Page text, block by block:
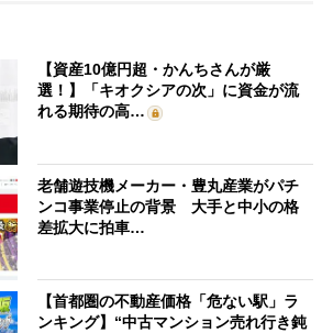
【資産10億円超・かんちさんが厳
選！】「キオクシアの次」に資金が流
れる期待の高…
老舗遊技機メーカー・豊丸産業がパチ
ンコ事業停止の背景 大手と中小の格
差拡大に拍車…
【首都圏の不動産価格「危ない駅」ラ
ンキング】“中古マンション売れ行き鈍